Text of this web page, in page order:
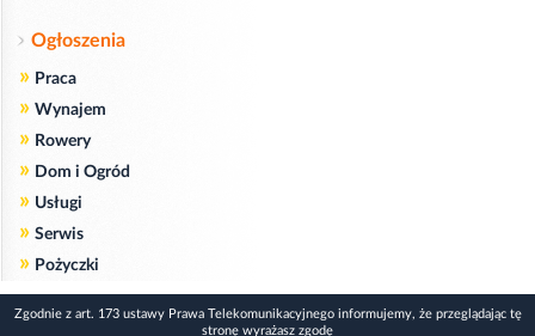
Ogłoszenia
» Praca
» Wynajem
» Rowery
» Dom i Ogród
» Usługi
» Serwis
» Pożyczki
Zgodnie z art. 173 ustawy Prawa Telekomunikacyjnego informujemy, że przeglądając tę
stronę wyrażasz zgodę